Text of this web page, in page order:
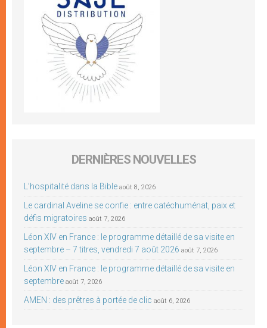
DERNIÈRES NOUVELLES
L’hospitalité dans la Bible août 8, 2026
Le cardinal Aveline se confie : entre catéchuménat, paix et
défis migratoires août 7, 2026
Léon XIV en France : le programme détaillé de sa visite en
septembre – 7 titres, vendredi 7 août 2026 août 7, 2026
Léon XIV en France : le programme détaillé de sa visite en
septembre août 7, 2026
AMEN : des prêtres à portée de clic août 6, 2026